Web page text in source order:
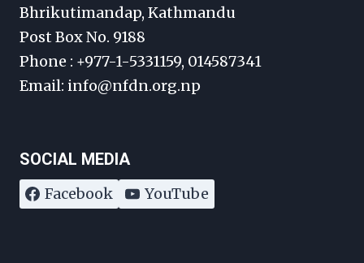
Bhrikutimandap, Kathmandu
Post Box No. 9188
Phone : +977-1-5331159, 014587341
Email: info@nfdn.org.np
SOCIAL MEDIA
Facebook YouTube